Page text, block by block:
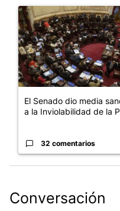
Un artículo de tendencia
El Senado dio media
a la Inviolabilidad de la
32 comentarios
Conversación